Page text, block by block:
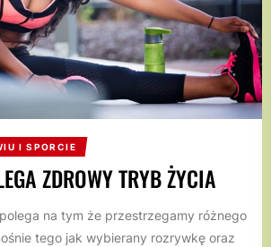
I SPORCIE
ZDROWY TRYB ŻYCIA
na tym że przestrzegamy różnego
tego jak wybierany rozrywkę oraz